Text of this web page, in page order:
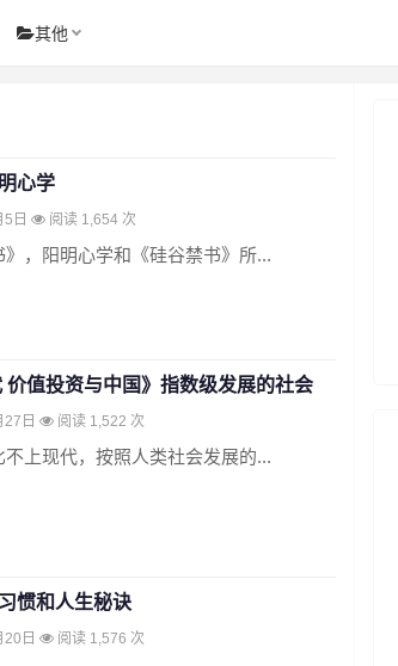
其他
心学
5日 阅读 1,654 次
，阳明心学和《硅谷禁书》所...
价值投资与中国》指数级发展的社会
27日 阅读 1,522 次
上现代，按照人类社会发展的...
惯和人生秘诀
20日 阅读 1,576 次